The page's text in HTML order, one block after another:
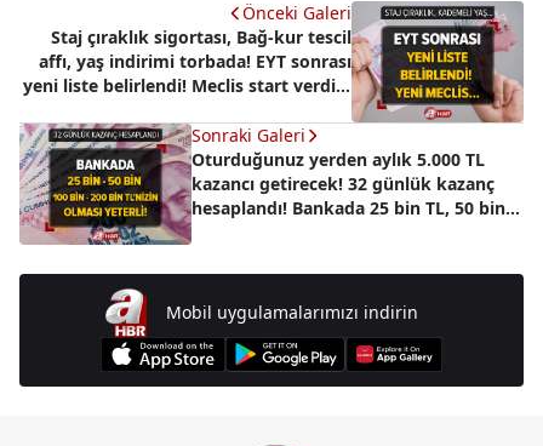
Önceki Galeri
Staj çıraklık sigortası, Bağ-kur tescil
affı, yaş indirimi torbada! EYT sonrası
yeni liste belirlendi! Meclis start verdiği
Sonraki Galeri
Oturduğunuz yerden aylık 5.000 TL
kazancı getirecek! 32 günlük kazanç
hesaplandı! Bankada 25 bin TL, 50 bin
Mobil uygulamalarımızı indirin